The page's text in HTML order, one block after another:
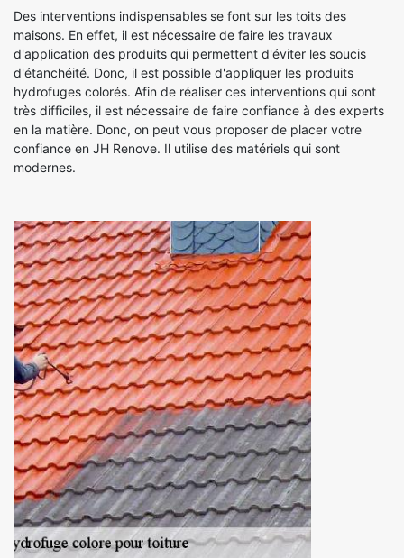
Des interventions indispensables se font sur les toits des
maisons. En effet, il est nécessaire de faire les travaux
d'application des produits qui permettent d'éviter les soucis
d'étanchéité. Donc, il est possible d'appliquer les produits
hydrofuges colorés. Afin de réaliser ces interventions qui sont
très difficiles, il est nécessaire de faire confiance à des experts
en la matière. Donc, on peut vous proposer de placer votre
confiance en JH Renove. Il utilise des matériels qui sont
modernes.